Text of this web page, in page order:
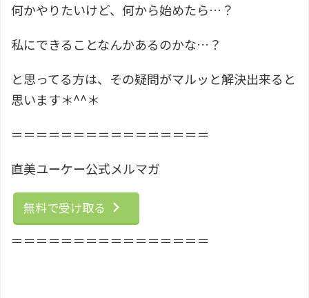
何かやりたいけど、何から始めたら…？
私にできることなんかあるのかな…？
と思ってる方は、その疑問がマルッと解決出来ると
思います＊^^＊
＝＝＝＝＝＝＝＝＝＝＝＝＝＝＝＝
直美ユーケー公式メルマガ
無料で受け取る
＝＝＝＝＝＝＝＝＝＝＝＝＝＝＝＝